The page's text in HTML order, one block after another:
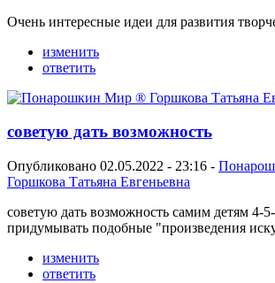
Очень интересные идеи для развития
изменить
ответить
советую дать возможность
Опубликовано 02.05.2022 - 23:16 -
Горшкова Татьяна Евгеньевна
советую дать возможность самим детям 4-
придумывать подобные "произведения
изменить
ответить